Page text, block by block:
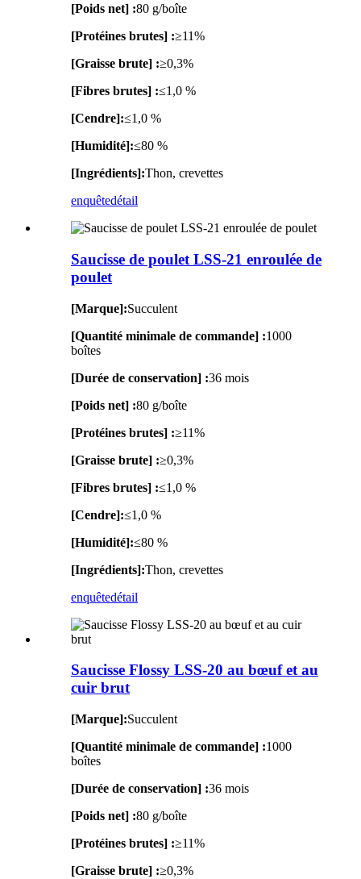
[Poids net] :80 g/boîte
[Protéines brutes] :≥11%
[Graisse brute] :≥0,3%
[Fibres brutes] :≤1,0 %
[Cendre]:≤1,0 %
[Humidité]:≤80 %
[Ingrédients]:Thon, crevettes
enquêtedétail
Saucisse de poulet LSS-21 enroulée de
poulet
[Marque]:Succulent
[Quantité minimale de commande] :1000
boîtes
[Durée de conservation] :36 mois
[Poids net] :80 g/boîte
[Protéines brutes] :≥11%
[Graisse brute] :≥0,3%
[Fibres brutes] :≤1,0 %
[Cendre]:≤1,0 %
[Humidité]:≤80 %
[Ingrédients]:Thon, crevettes
enquêtedétail
Saucisse Flossy LSS-20 au bœuf et au
cuir brut
[Marque]:Succulent
[Quantité minimale de commande] :1000
boîtes
[Durée de conservation] :36 mois
[Poids net] :80 g/boîte
[Protéines brutes] :≥11%
[Graisse brute] :≥0,3%